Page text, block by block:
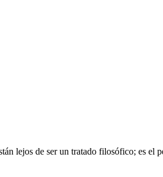
lejos de ser un tratado filosófico; es el